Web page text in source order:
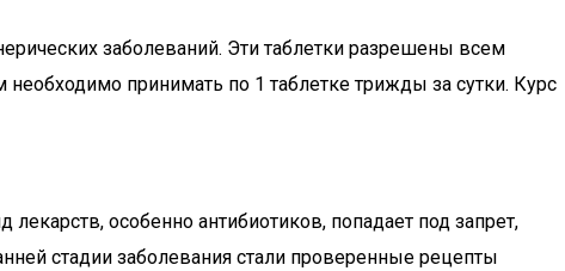
заболеваний. Эти таблетки разрешены всем
принимать по 1 таблетке трижды за сутки. Курс
особенно антибиотиков, попадает под запрет,
стадии заболевания стали проверенные рецепты